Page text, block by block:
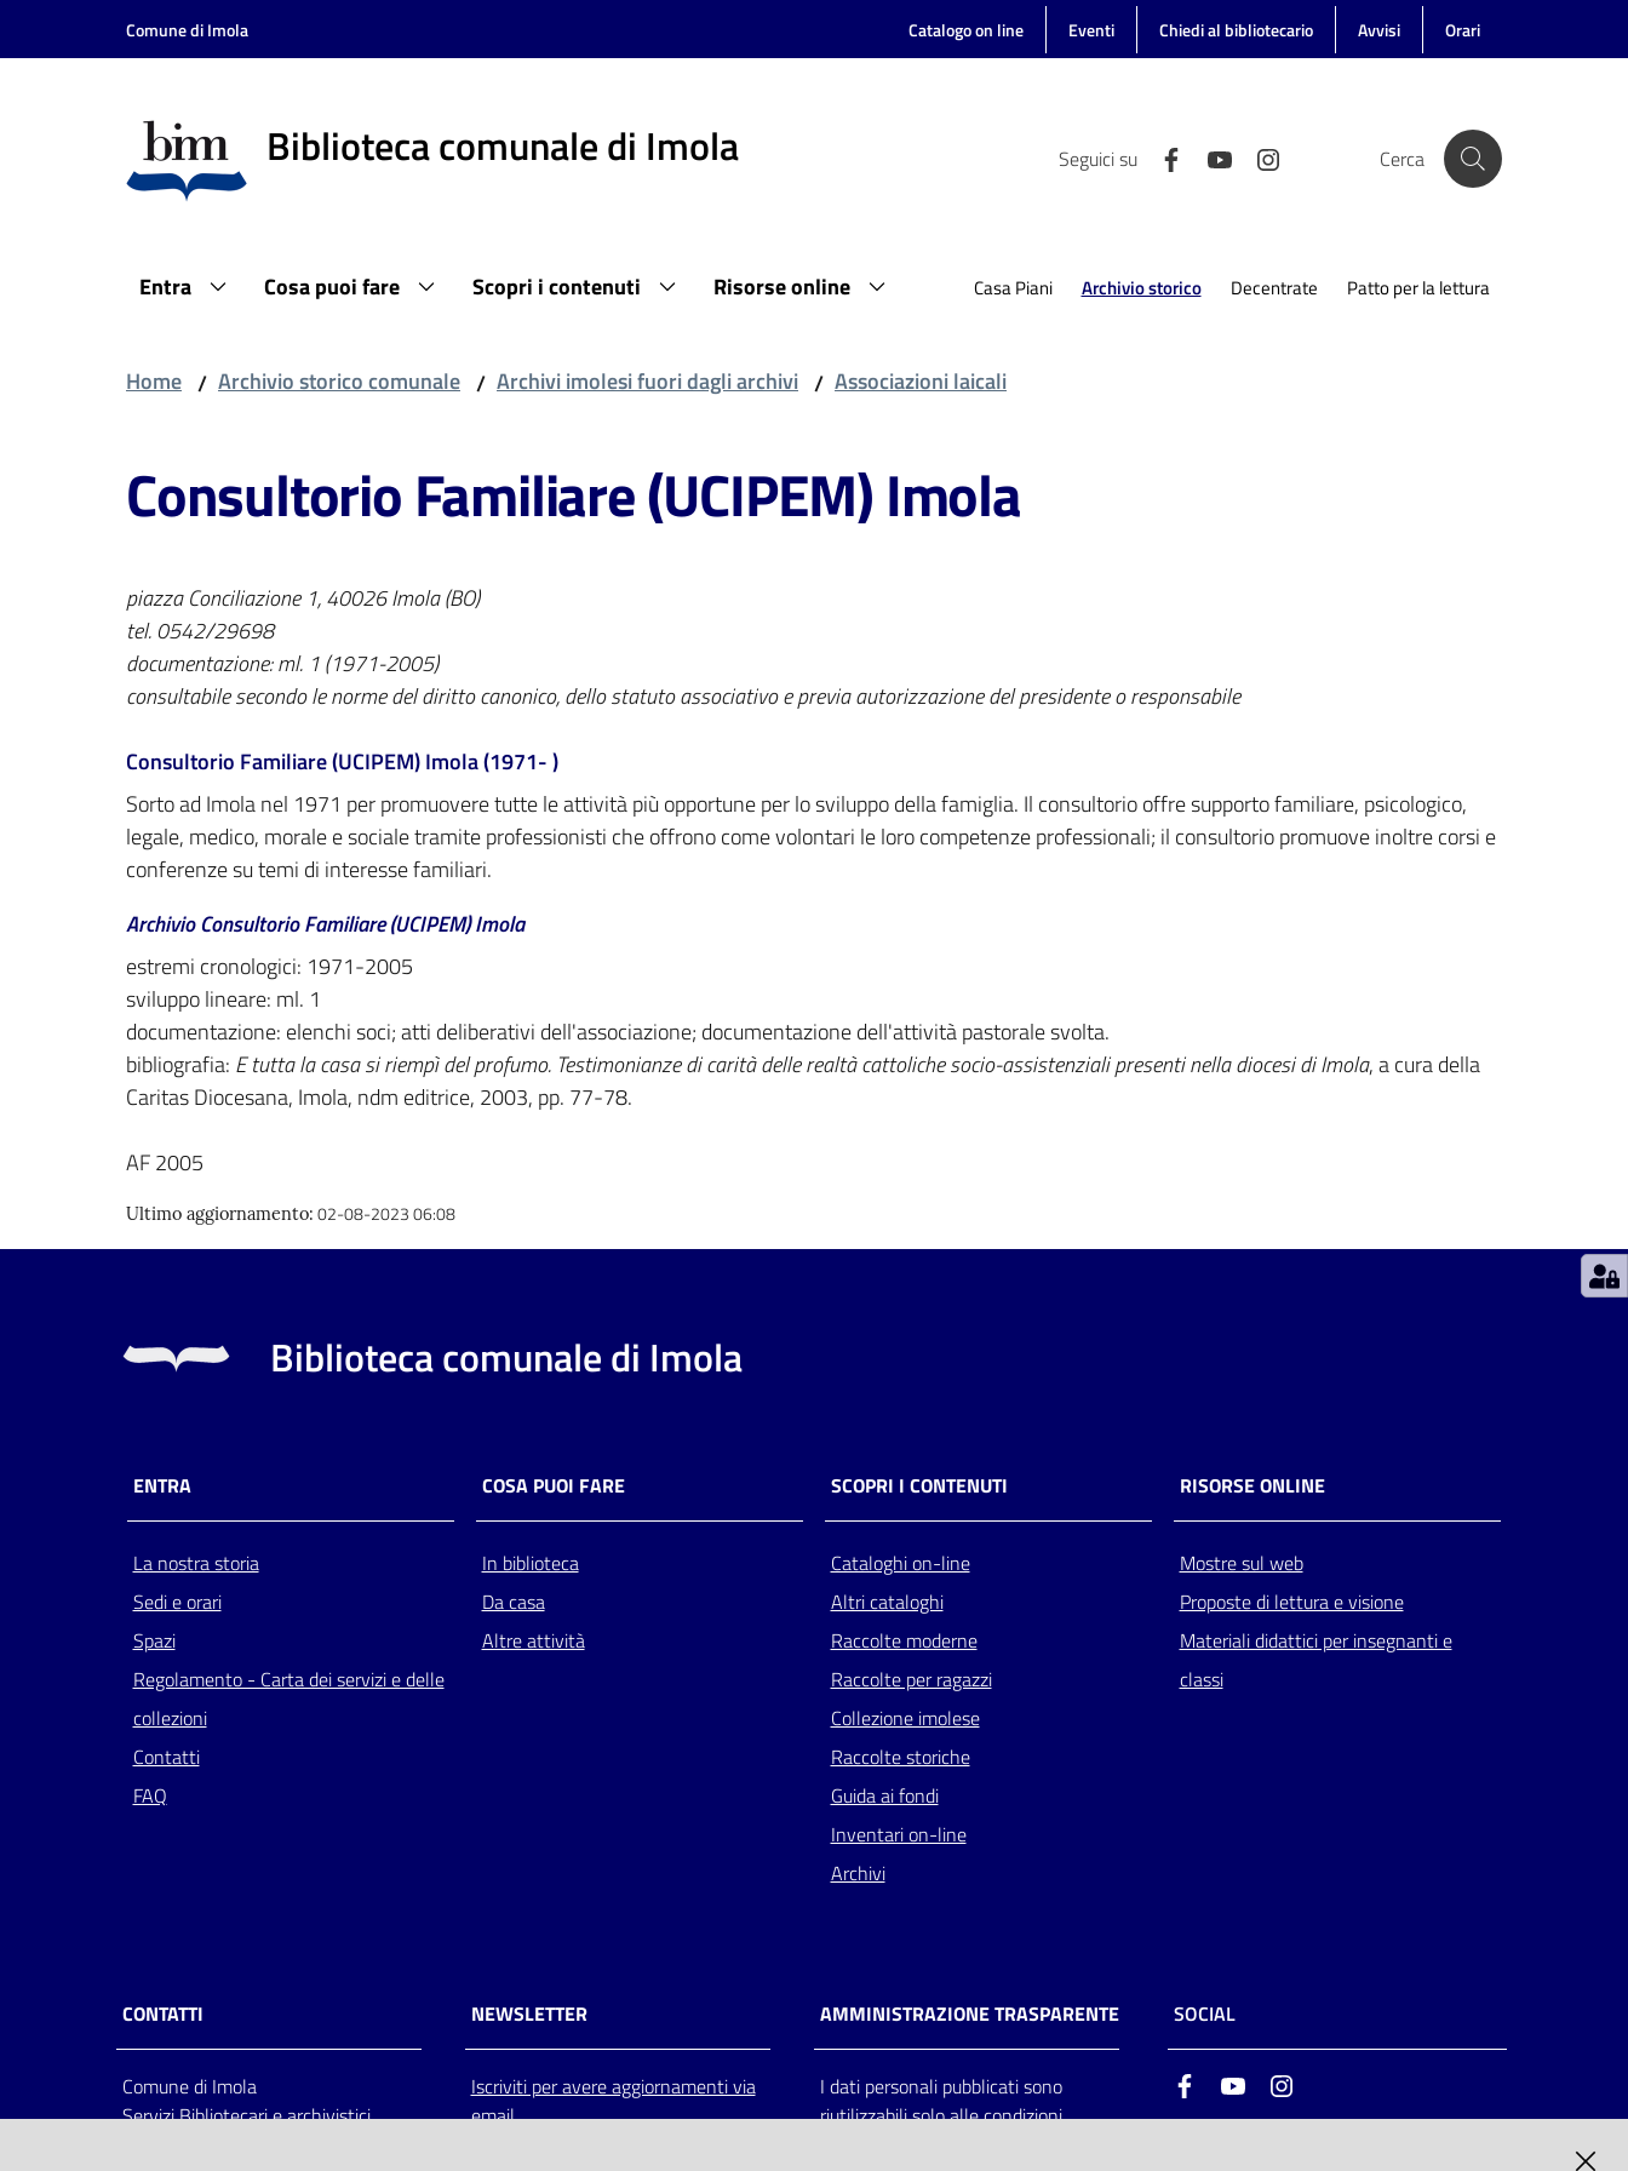
Vai al contenuto
Vai alla navigazione
Comune di Imola Catalogo on line Eventi Chiedi al bibliotecario Avvisi Orari
Biblioteca comunale di Imola Seguici su Cerca
Entra Cosa puoi fare Scopri i contenuti Risorse online Casa Piani Archivio storico
Menu selezionato Decentrate Patto per la lettura
Home / Archivio storico comunale / Archivi imolesi fuori dagli archivi / Associazioni laicali
Consultorio Familiare (UCIPEM) Imola
piazza Conciliazione 1, 40026 Imola (BO)
tel. 0542/29698
documentazione: ml. 1 (1971-2005)
consultabile secondo le norme del diritto canonico, dello statuto associativo e previa autorizzazione del presidente o responsabile
Consultorio Familiare (UCIPEM) Imola (1971- )
Sorto ad Imola nel 1971 per promuovere tutte le attività più opportune per lo sviluppo della famiglia. Il consultorio offre supporto familiare, psicologico,
legale, medico, morale e sociale tramite professionisti che offrono come volontari le loro competenze professionali; il consultorio promuove inoltre corsi e
conferenze su temi di interesse familiari.
Archivio Consultorio Familiare (UCIPEM) Imola
estremi cronologici: 1971-2005
sviluppo lineare: ml. 1
documentazione: elenchi soci; atti deliberativi dell'associazione; documentazione dell'attività pastorale svolta.
bibliografia: E tutta la casa si riempì del profumo. Testimonianze di carità delle realtà cattoliche socio-assistenziali presenti nella diocesi di Imola, a cura della
Caritas Diocesana, Imola, ndm editrice, 2003, pp. 77-78.
AF 2005
Ultimo aggiornamento: 02-08-2023 06:08
Biblioteca comunale di Imola
ENTRA
La nostra storia
Sedi e orari
Spazi
Regolamento - Carta dei servizi e delle
collezioni
Contatti
FAQ
COSA PUOI FARE
In biblioteca
Da casa
Altre attività
SCOPRI I CONTENUTI
Cataloghi on-line
Altri cataloghi
Raccolte moderne
Raccolte per ragazzi
Collezione imolese
Raccolte storiche
Guida ai fondi
Inventari on-line
Archivi
RISORSE ONLINE
Mostre sul web
Proposte di lettura e visione
Materiali didattici per insegnanti e
classi
CONTATTI
Comune di Imola
Servizi Bibliotecari e archivistici
NEWSLETTER
Iscriviti per avere aggiornamenti via
email
AMMINISTRAZIONE TRASPARENTE
I dati personali pubblicati sono
riutilizzabili solo alle condizioni
SOCIAL
FacebookYoutube